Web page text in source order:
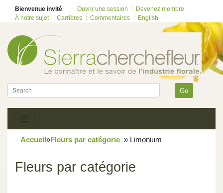
Bienvenue invité Ouvrir une session
Devenez membre
À notre sujet
Carrières Commentaires English
Go
Accueil»Fleurs par catégorie » Limonium
Fleurs par catégorie